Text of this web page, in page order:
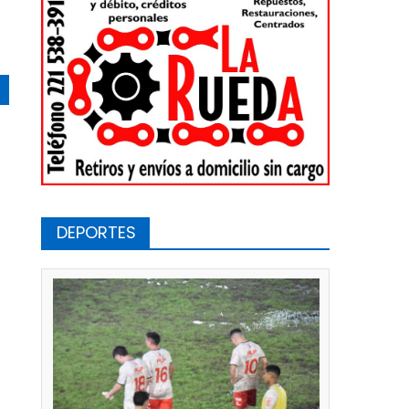
DEPORTES